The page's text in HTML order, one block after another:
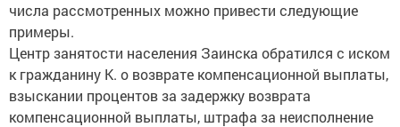
числа рассмотренных можно привести следующие
примеры.
Центр занятости населения Заинска обратился с иском
к гражданину К. о возврате компенсационной выплаты,
взыскании процентов за задержку возврата
компенсационной выплаты, штрафа за неисполнение